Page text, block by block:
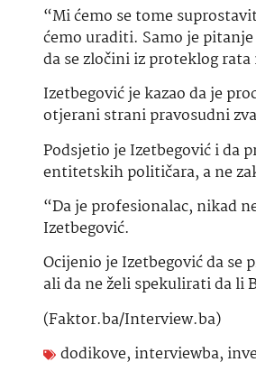
“Mi ćemo se tome
ćemo uraditi. Samo je
da se zločini iz proteklog
Izetbegović je kazao da je
otjerani strani pravosudni
Podsjetio je Izetbegović i da
entitetskih političara, a ne
“Da je profesionalac, nikad
Izetbegović.
Ocijenio je Izetbegović da
ali da ne želi spekulirati da li
(Faktor.ba/Interview.ba)
dodikove, interviewba,